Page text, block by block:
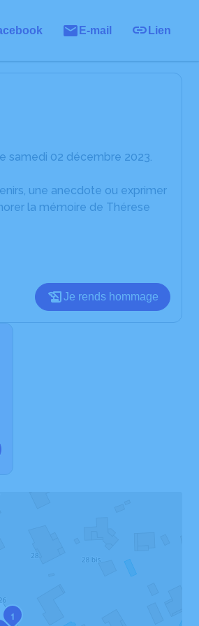
E-mail Lien
samedi 02 décembre 2023.
une anecdote ou exprimer
la mémoire de Thérese
Je rends hommage
1